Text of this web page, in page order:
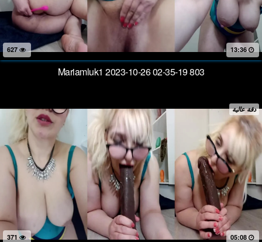
13:36
Mariamluk1 2023-10-26 02-35-19 803
دقة عالية
05:08